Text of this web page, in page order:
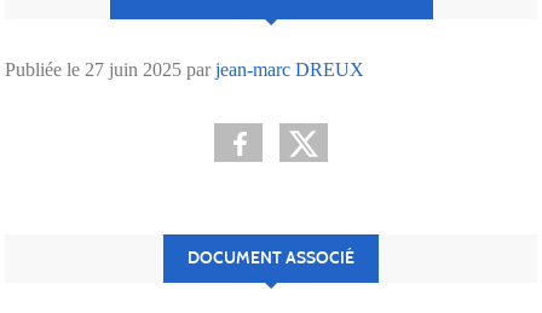
Publiée le 27 juin 2025 parjean-marc DREUX
DOCUMENT ASSOCIÉ